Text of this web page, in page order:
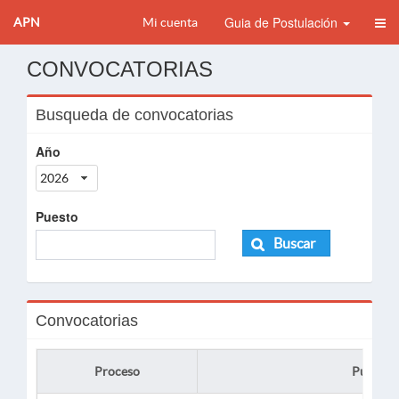
APN Mi cuenta Guia de Postulación
CONVOCATORIAS
Busqueda de convocatorias
Año
2026
Puesto
Buscar
Convocatorias
Proceso Puesto